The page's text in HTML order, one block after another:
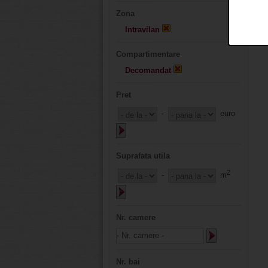
Zona
Intravilan
Compartimentare
Decomandat
Pret
- euro
Suprafata utila
- m2
Nr. camere
Nr. bai